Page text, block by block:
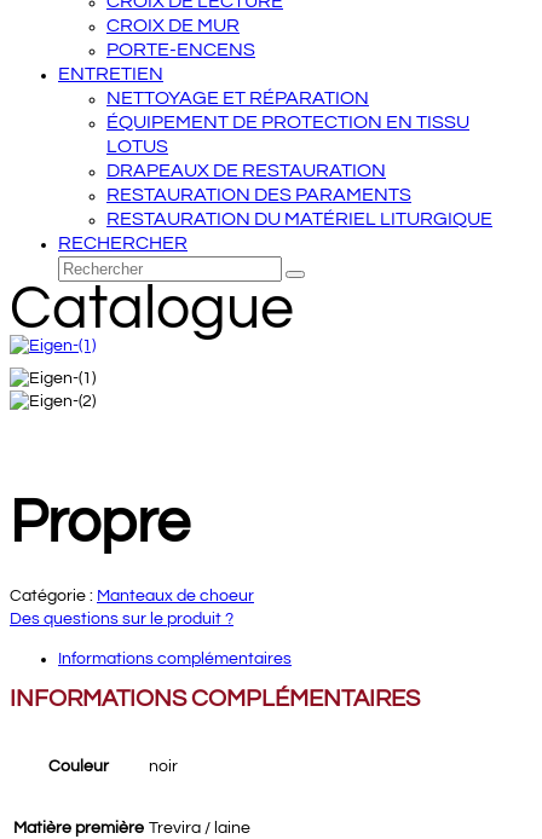
CROIX DE MUR
PORTE-ENCENS
ENTRETIEN
NETTOYAGE ET RÉPARATION
ÉQUIPEMENT DE PROTECTION EN TISSU
LOTUS
DRAPEAUX DE RESTAURATION
RESTAURATION DES PARAMENTS
RESTAURATION DU MATÉRIEL LITURGIQUE
RECHERCHER
Rechercher
Envoyer
Catalogue
Propre
Catégorie : Manteaux de choeur
Des questions sur le produit ?
Informations complémentaires
INFORMATIONS COMPLÉMENTAIRES
Couleur noir
Matière première Trevira / laine